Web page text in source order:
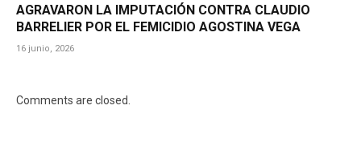
AGRAVARON LA IMPUTACIÓN CONTRA CLAUDIO
BARRELIER POR EL FEMICIDIO AGOSTINA VEGA
16 junio, 2026
Comments are closed.